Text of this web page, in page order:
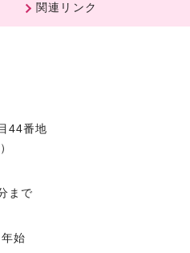
関連リンク
44番地
まで
始